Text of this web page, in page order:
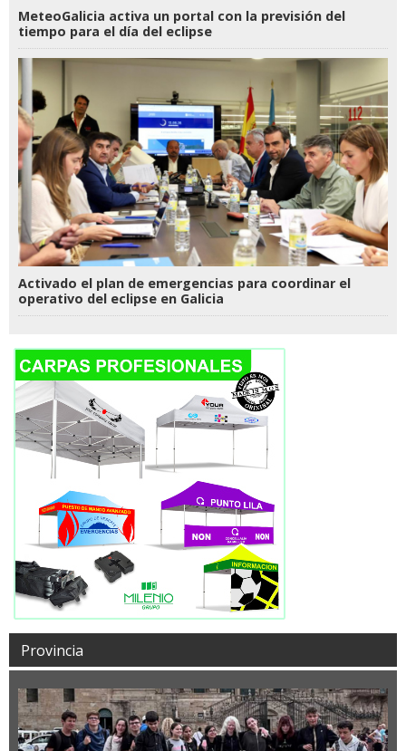
MeteoGalicia activa un portal con la previsión del
tiempo para el día del eclipse
Activado el plan de emergencias para coordinar el
operativo del eclipse en Galicia
Provincia